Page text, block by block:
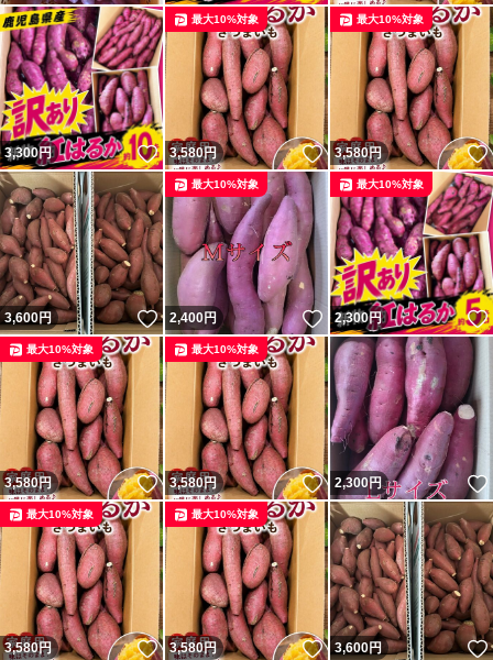
3,300円 いいね！
3,580円 いいね！
最大10%対象
3,580円
最大10%対象
3,600円 いいね！
2,400円 いいね！
最大10%対象
2,300円
最大10%対象
3,580円 いいね！
最大10%対象
3,580円 いいね！
最大10%対象
2,300円
3,580円 いいね！
最大10%対象
3,580円 いいね！
最大10%対象
3,600円